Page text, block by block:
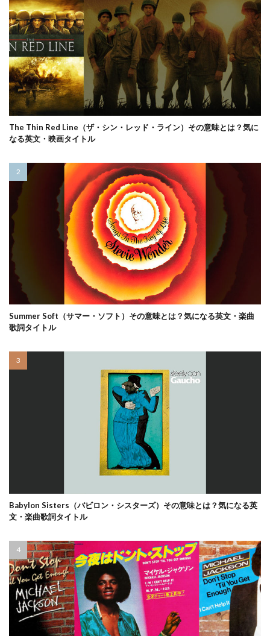
The Thin Red Line（ザ・シン・レッド・ライン）その意味とは？気に
なる英文・映画タイトル
Summer Soft（サマー・ソフト）その意味とは？気になる英文・楽曲
歌詞タイトル
Babylon Sisters（バビロン・シスターズ）その意味とは？気になる英
文・楽曲歌詞タイトル